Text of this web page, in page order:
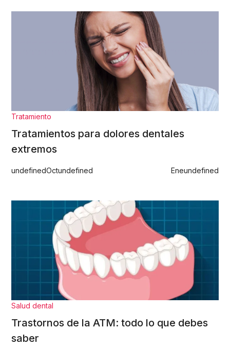
Tratamiento
Tratamientos para dolores dentales
extremos
undefinedOctundefined Eneundefined
Salud dental
Trastornos de la ATM: todo lo que debes
saber